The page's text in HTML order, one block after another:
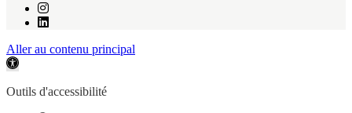
Aller au contenu principal
Ouvrir la barre d’outils
Outils d'accessibilité